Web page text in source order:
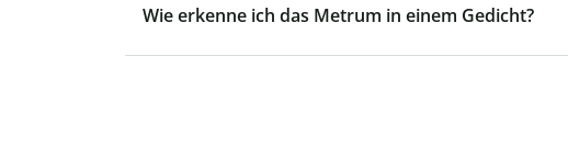
Wie erkenne ich das Metrum in einem Gedicht?